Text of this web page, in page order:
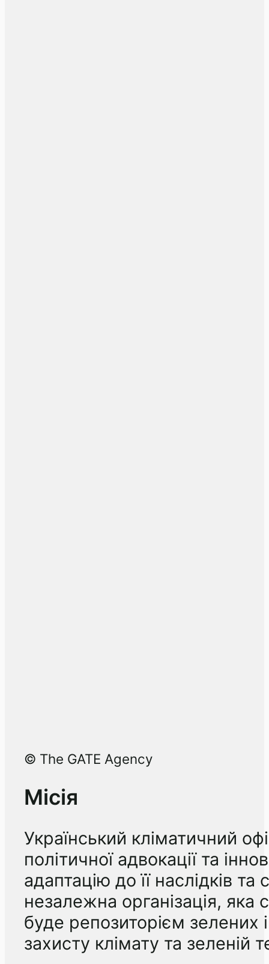
© The GATE Agency
Місія
Український кліматичний
політичної адвокації та
адаптацію до її наслідків
незалежна організація, яка
буде репозиторієм зелених
захисту клімату та зеленій